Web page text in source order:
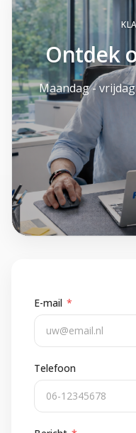
Ontdek
Maandag -
E-mail *
Telefoon